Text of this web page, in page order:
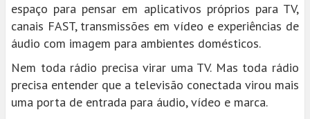
espaço para pensar em aplicativos próprios para TV,
canais FAST, transmissões em vídeo e experiências de
áudio com imagem para ambientes domésticos.
Nem toda rádio precisa virar uma TV. Mas toda rádio
precisa entender que a televisão conectada virou mais
uma porta de entrada para áudio, vídeo e marca.